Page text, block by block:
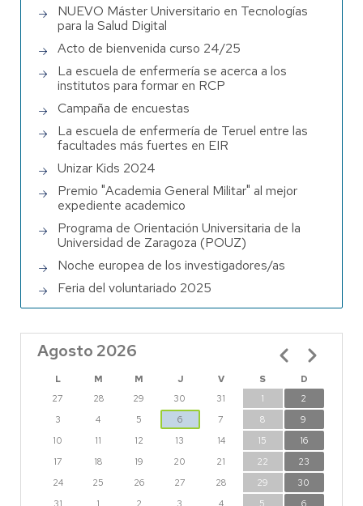
NUEVO Máster Universitario en Tecnologías
para la Salud Digital
Acto de bienvenida curso 24/25
La escuela de enfermería se acerca a los
institutos para formar en RCP
Campaña de encuestas
La escuela de enfermería de Teruel entre las
facultades más fuertes en EIR
Unizar Kids 2024
Premio "Academia General Militar" al mejor
expediente academico
Programa de Orientación Universitaria de la
Universidad de Zaragoza (POUZ)
Noche europea de los investigadores/as
Feria del voluntariado 2025
Agosto 2026
L M M J V S
D
27
28 29 30 31 1
2
3
4 5 6 7 8
9
10
11 12 13 14 15
16
17
18 19 20 21 22
23
24
25 26 27 28 29
30
31
1 2 3 4 5 6
Paginación